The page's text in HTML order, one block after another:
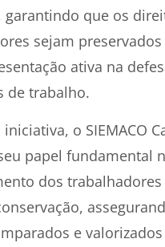
garantindo que os
sejam
ativa na
de trabalho.
iniciativa, o SIEMACO
papel fundamental
dos
e